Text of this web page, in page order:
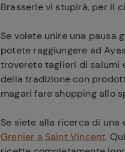
Brasserie vi stupirà, per il
Se volete unire una pausa
potete raggiungere ad Ayas
troverete taglieri di salumi
della tradizione con
magari fare shopping allo
Se siete alla ricerca di una
Grenier a Saint Vincent.